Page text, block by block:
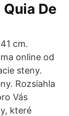
De
cm.
online od
steny.
Rozsiahla
Vás
které